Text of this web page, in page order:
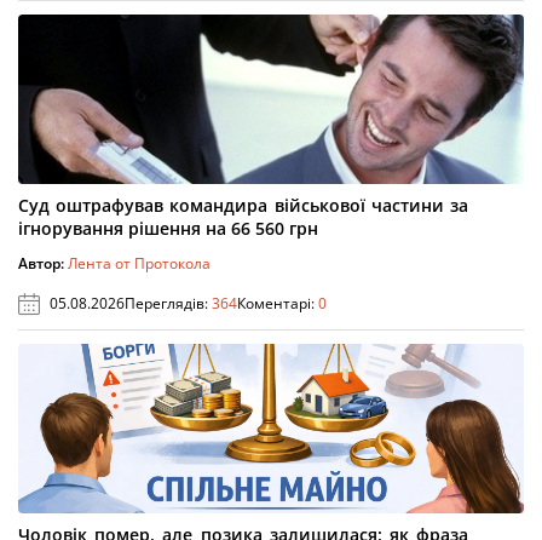
Суд оштрафував командира військової частини за
ігнорування рішення на 66 560 грн
Автор:Лента от Протокола
05.08.2026Переглядів:364Коментарі:0
Чоловік помер, але позика залишилася: як фраза